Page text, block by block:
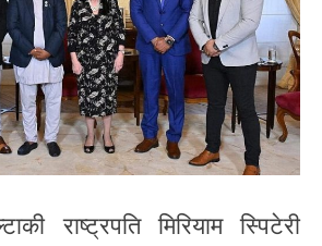
राष्ट्रपति मिरियाम स्पिटेरी